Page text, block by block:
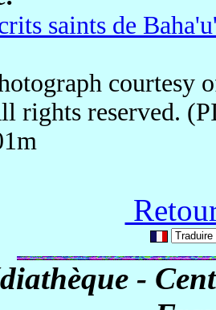
saints de
courtesy
rights reserved.
-